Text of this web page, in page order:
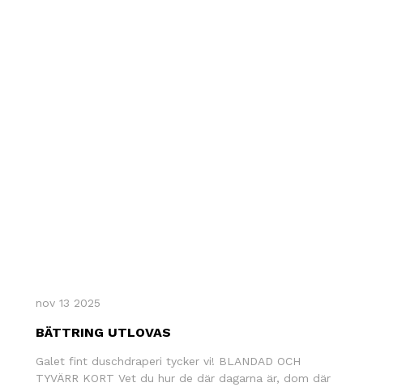
nov 13 2025
BÄTTRING UTLOVAS
Galet fint duschdraperi tycker vi! BLANDAD OCH
TYVÄRR KORT Vet du hur de där dagarna är, dom där